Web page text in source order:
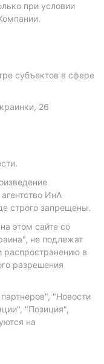
при условии
субъектов в сфере
26
ИнА
строго запрещены.
этом сайте со
не подлежат
распространению в
разрешения
"Новости
"Позиция",
на